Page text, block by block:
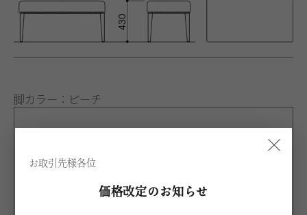
×
お取引先様各位
価格改定のお知らせ
脚カラー：ビーチ
ダークブラウン